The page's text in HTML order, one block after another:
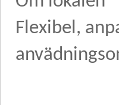
Flexibel,